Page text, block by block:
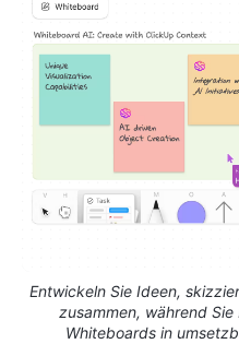
Entwickeln Sie Ideen,
zusammen, während
Whiteboards in